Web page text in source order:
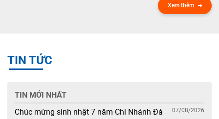
Xem thêm
TIN TỨC
TIN MỚI NHẤT
Chúc mừng sinh nhật 7 năm Chi Nhánh Đà
07/08/2026